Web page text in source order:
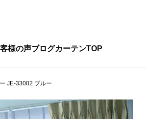
様の声ブログカーテンTOP
JE-33002 ブルー